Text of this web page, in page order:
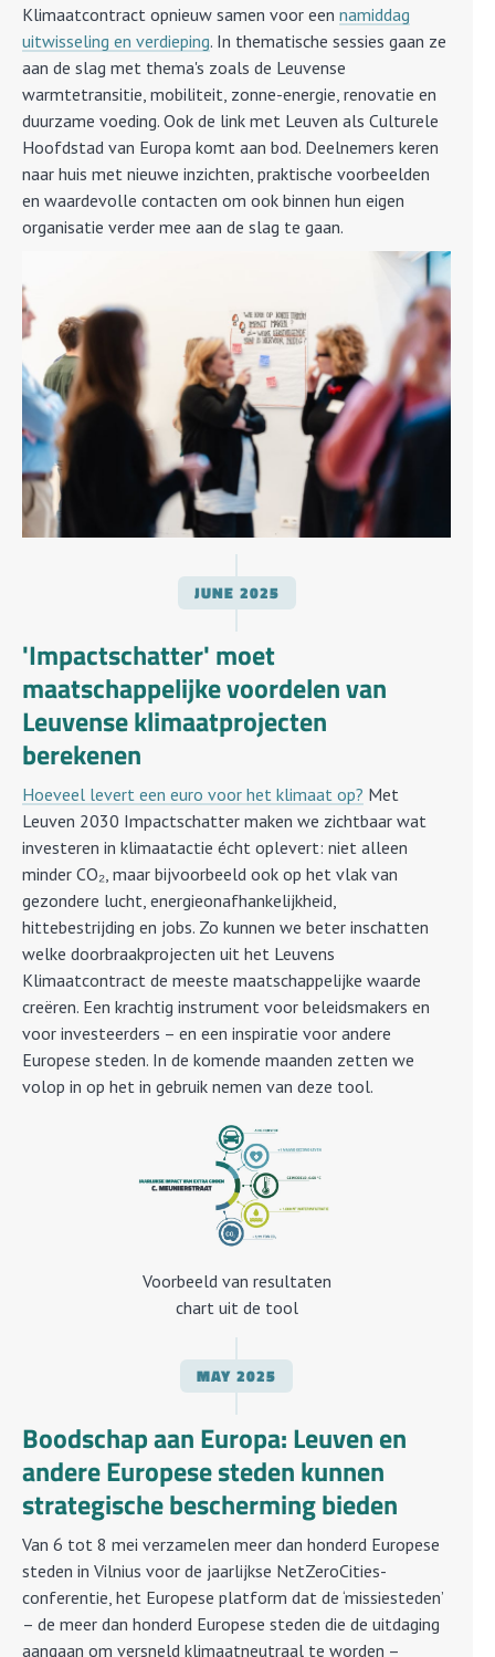
Klimaatcontract opnieuw samen voor een namiddag
uitwisseling en verdieping. In thematische sessies gaan ze
aan de slag met thema's zoals de Leuvense
warmtetransitie, mobiliteit, zonne-energie, renovatie en
duurzame voeding. Ook de link met Leuven als Culturele
Hoofdstad van Europa komt aan bod. Deelnemers keren
naar huis met nieuwe inzichten, praktische voorbeelden
en waardevolle contacten om ook binnen hun eigen
organisatie verder mee aan de slag te gaan.
JUNE 2025
'Impactschatter' moet
maatschappelijke voordelen van
Leuvense klimaatprojecten
berekenen
Hoeveel levert een euro voor het klimaat op? Met
Leuven 2030 Impactschatter maken we zichtbaar wat
investeren in klimaatactie écht oplevert: niet alleen
minder CO₂, maar bijvoorbeeld ook op het vlak van
gezondere lucht, energieonafhankelijkheid,
hittebestrijding en jobs. Zo kunnen we beter inschatten
welke doorbraakprojecten uit het Leuvens
Klimaatcontract de meeste maatschappelijke waarde
creëren. Een krachtig instrument voor beleidsmakers en
voor investeerders – en een inspiratie voor andere
Europese steden. In de komende maanden zetten we
volop in op het in gebruik nemen van deze tool.
Voorbeeld van resultaten
chart uit de tool
MAY 2025
Boodschap aan Europa: Leuven en
andere Europese steden kunnen
strategische bescherming bieden
Van 6 tot 8 mei verzamelen meer dan honderd Europese
steden in Vilnius voor de jaarlijkse NetZeroCities-
conferentie, het Europese platform dat de ‘missiesteden’
– de meer dan honderd Europese steden die de uitdaging
aangaan om versneld klimaatneutraal te worden –